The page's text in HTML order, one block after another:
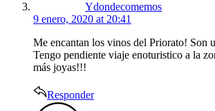
Ydondecomemos
9 enero, 2020 at 20:41
Me encantan los vinos del Priorato! Son
Tengo pendiente viaje enoturistico a la
más joyas!!!
Responder